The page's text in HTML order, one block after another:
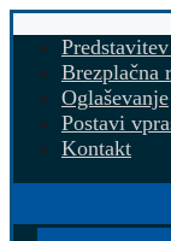
Brezplačna
Oglaševanje
Postavi
Kontakt